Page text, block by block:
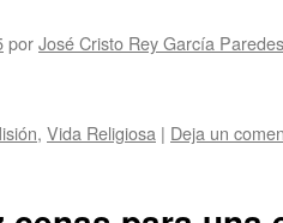
porJosé Cristo Rey García Paredes
, Vida Religiosa | Deja un